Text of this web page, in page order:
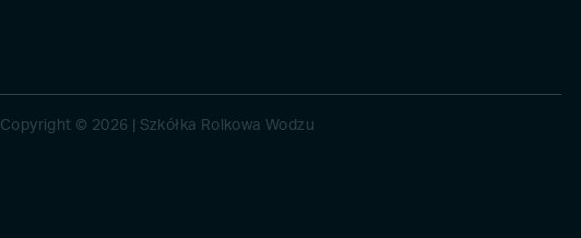
Copyright © 2026 | Szkółka Rolkowa Wodzu